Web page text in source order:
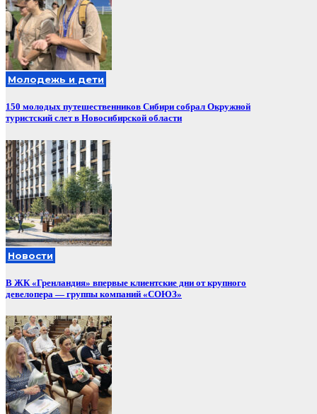
Молодежь и дети
150 молодых путешественников Сибири собрал Окружной
туристский слет в Новосибирской области
Новости
В ЖК «Гренландия» впервые клиентские дни от крупного
девелопера — группы компаний «СОЮЗ»